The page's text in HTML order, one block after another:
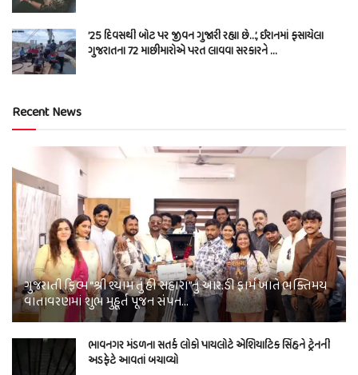
’25 દિવસથી બોટ પર જીવન ગુજારી રહ્યા છે…’, ઈરાનમાં ફસાયેલા
ગુજરાતના 72 માછીમારોએ પરત લાવવા સરકારને …
Recent News
ગુજરાતી ફિલ્મ “શ્રી શ્યામ તું હી સહારા”નું આર.ડી ફાર્મ ખાતે ભક્તિમય
વાતાવરણમાં શુભ મુહૂર્ત પૂજન સંપન…
ભાવનગર મંડળના સતર્ક લોકો પાયલોટે એશિયાટિક સિંહને ટ્રેનની
અડફેટે આવતાં બચાવ્યો